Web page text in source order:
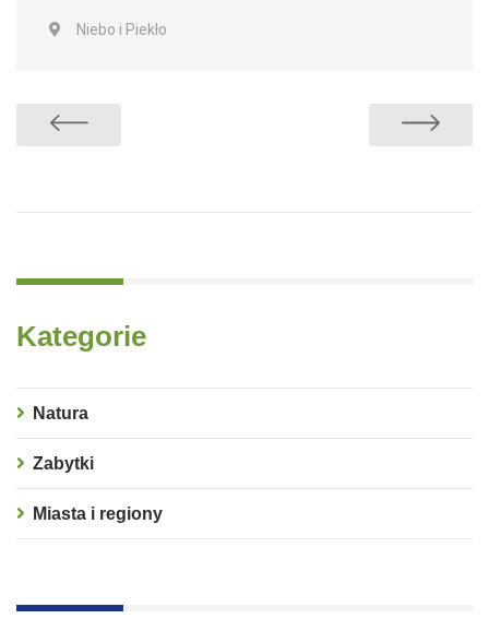
Niebo i Piekło
Kategorie
Natura
Zabytki
Miasta i regiony